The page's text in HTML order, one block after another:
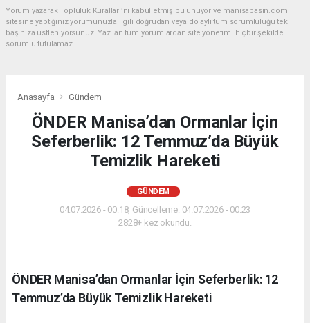
Yorum yazarak Topluluk Kuralları’nı kabul etmiş bulunuyor ve manisabasin.com
sitesine yaptığınız yorumunuzla ilgili doğrudan veya dolaylı tüm sorumluluğu tek
başınıza üstleniyorsunuz. Yazılan tüm yorumlardan site yönetimi hiçbir şekilde
sorumlu tutulamaz.
Anasayfa Gündem
ÖNDER Manisa’dan Ormanlar İçin
Seferberlik: 12 Temmuz’da Büyük
Temizlik Hareketi
GÜNDEM
04.07.2026 - 00:18, Güncelleme: 04.07.2026 - 00:23
2828+ kez okundu.
ÖNDER Manisa’dan Ormanlar İçin Seferberlik: 12
Temmuz’da Büyük Temizlik Hareketi